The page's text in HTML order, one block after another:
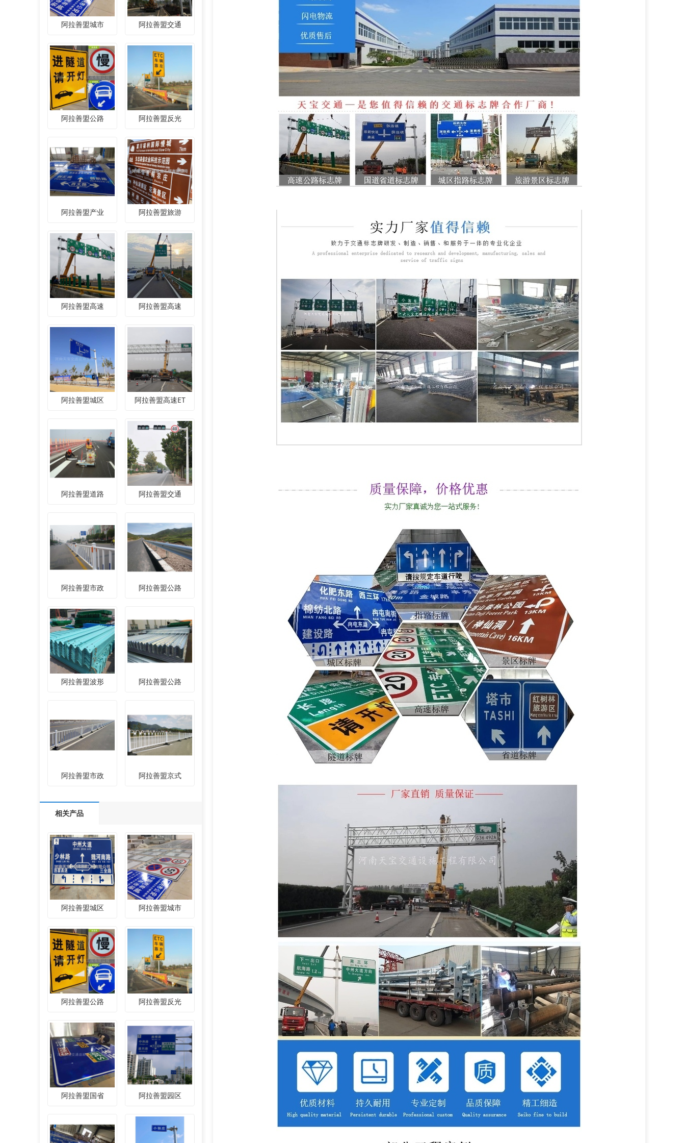
阿拉善盟城市 阿拉善盟交通
阿拉善盟公路 阿拉善盟反光
阿拉善盟产业 阿拉善盟旅游
阿拉善盟高速 阿拉善盟高速
阿拉善盟城区 阿拉善盟高速ET
阿拉善盟道路 阿拉善盟交通
阿拉善盟市政 阿拉善盟公路
阿拉善盟波形 阿拉善盟公路
阿拉善盟市政 阿拉善盟京式
相关产品
阿拉善盟城区 阿拉善盟城市
阿拉善盟公路 阿拉善盟反光
阿拉善盟国省 阿拉善盟园区